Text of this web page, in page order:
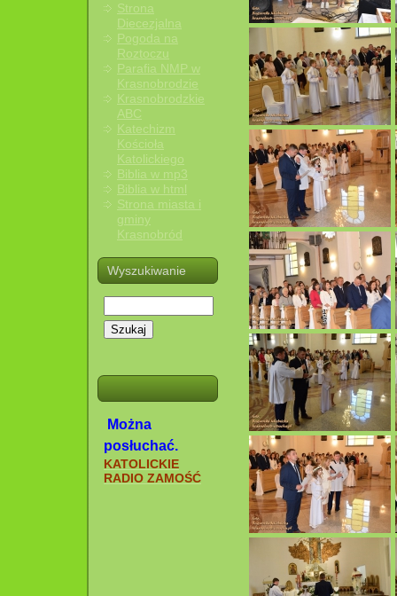
Strona
Diecezjalna
Pogoda na
Roztoczu
Parafia NMP w
Krasnobrodzie
Krasnobrodzkie
ABC
Katechizm
Kościoła
Katolickiego
Biblia w mp3
Biblia w html
Strona miasta i
gminy
Krasnobród
Wyszukiwanie
Szukaj
Można
posłuchać.
KATOLICKIE
RADIO ZAMOŚĆ